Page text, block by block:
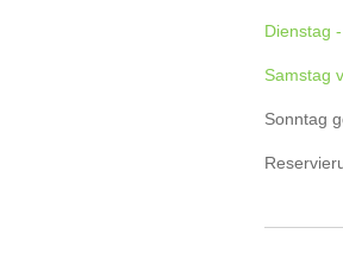
Dienstag
Samstag
Sonntag